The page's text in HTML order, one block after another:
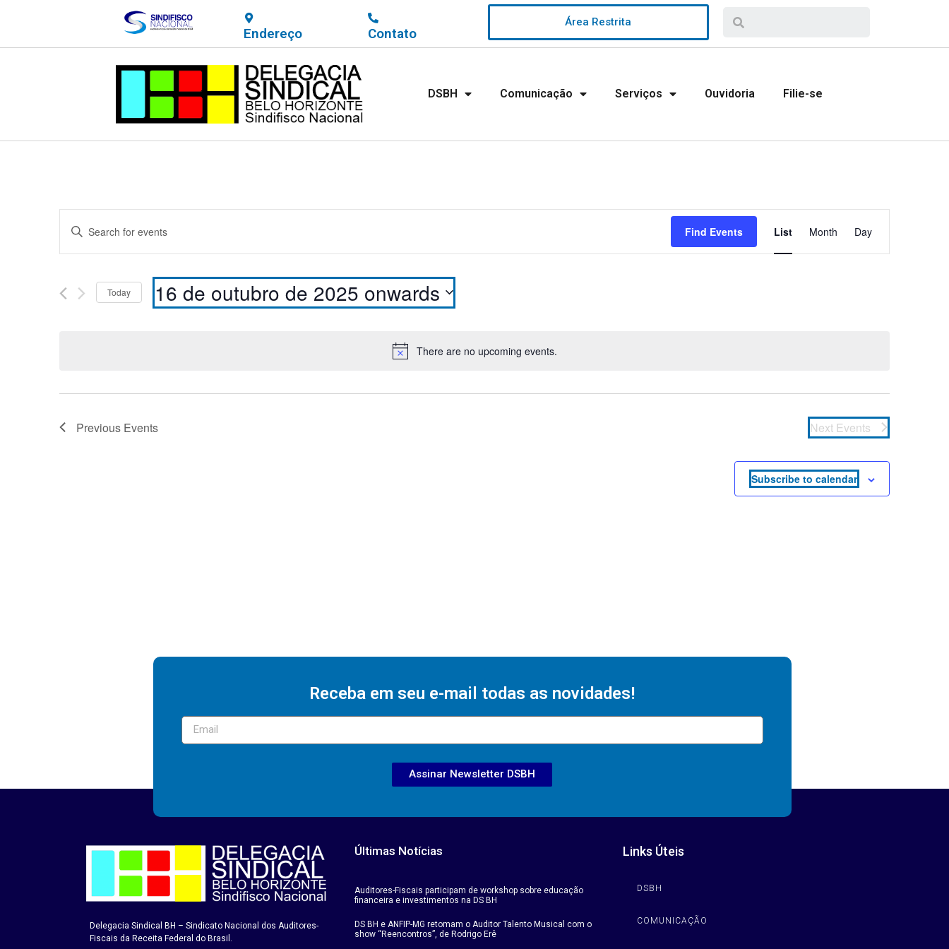
Endereço Contato
Área Restrita
DSBH Comunicação Serviços Ouvidoria Filie-se
There are no upcoming events.
Events
Search
and
Views
Enter
Keyword.
for
Keyword.
Find Events
Views
List Month Day
Today 16 de outubro de 2025 onwards
Select
Previous Events Next Events
Subscribe to calendar
Receba em seu e-mail todas as novidades!
Assinar Newsletter DSBH
Delegacia Sindical BH – Sindicato Nacional dos Auditores-
Fiscais da Receita Federal do Brasil.
Últimas Notícias
Auditores-Fiscais participam de workshop sobre educação
financeira e investimentos na DS BH
DS BH e ANFIP-MG retomam o Auditor Talento Musical com o
show “Reencontros”, de Rodrigo Erê
Links Úteis
DSBH
COMUNICAÇÃO